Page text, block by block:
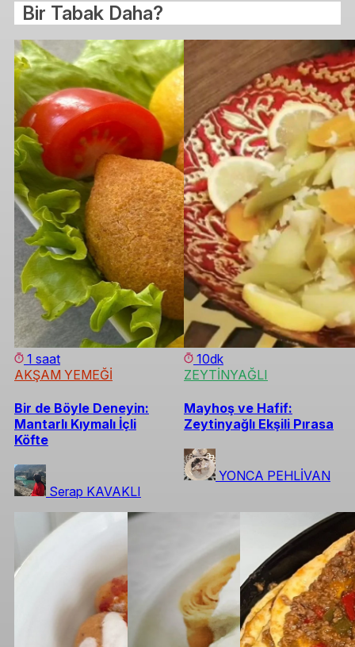
Bir Tabak Daha?
1 saat
AKŞAM YEMEĞİ
Bir de Böyle Deneyin:
Mantarlı Kıymalı İçli
Köfte
Serap KAVAKLI
10dk
ZEYTİNYAĞLI
Mayhoş ve Hafif:
Zeytinyağlı Ekşili Pırasa
YONCA PEHLİVAN